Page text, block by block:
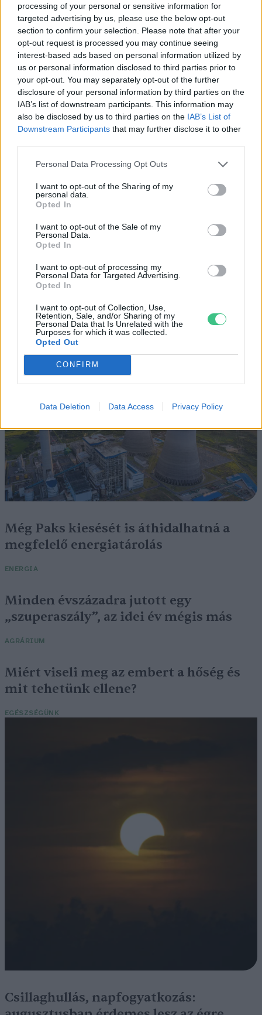
processing of your personal or sensitive information for
targeted advertising by us, please use the below opt-out
section to confirm your selection. Please note that after your
opt-out request is processed you may continue seeing
interest-based ads based on personal information utilized by
us or personal information disclosed to third parties prior to
your opt-out. You may separately opt-out of the further
disclosure of your personal information by third parties on the
IAB’s list of downstream participants. This information may
also be disclosed by us to third parties on the IAB’s List of
Downstream Participants that may further disclose it to other
Personal Data Processing Opt Outs
I want to opt-out of the Sharing of my
personal data.
Opted In
I want to opt-out of the Sale of my
Personal Data.
Opted In
I want to opt-out of processing my
Personal Data for Targeted Advertising.
Opted In
I want to opt-out of Collection, Use,
Retention, Sale, and/or Sharing of my
Personal Data that Is Unrelated with the
Purposes for which it was collected.
Opted Out
CONFIRM
Data Deletion Data Access Privacy Policy
Szöllősi Gáborral, a Gardenfutura ügyvezetőjével beszélgettünk.
Történelmi aszály sújtja Nagy-
Britanniát is
SZEMLE
Elképesztő felvétel mutatja meg,
mekkora a különbség az áradó és a
kiszáradó Duna között
ÉLŐ BOLYGÓNK
Még Paks kiesését is áthidalhatná a
megfelelő energiatárolás
ENERGIA
Minden évszázadra jutott egy
„szuperaszály”, az idei év mégis más
AGRÁRIUM
Miért viseli meg az embert a hőség és
mit tehetünk ellene?
EGÉSZSÉGÜNK
Csillaghullás, napfogyatkozás: